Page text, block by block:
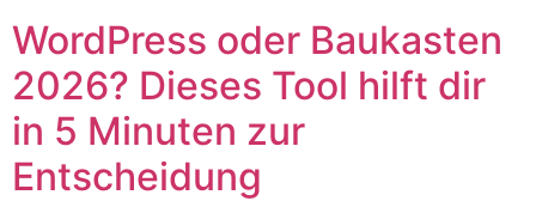
WordPress oder Baukasten
2026? Dieses Tool hilft dir
in 5 Minuten zur
Entscheidung